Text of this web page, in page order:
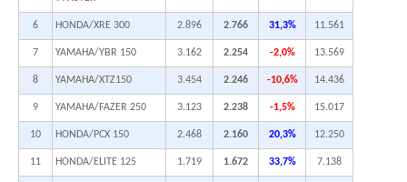
6 HONDA/XRE 300 2.896 2.766 31,3% 11.561
7 YAMAHA/YBR 150 3.162 2.254 -2,0% 13.569
8 YAMAHA/XTZ150 3.454 2.246 -10,6% 14.436
9 YAMAHA/FAZER 250 3.123 2.238 -1,5% 15.017
10 HONDA/PCX 150 2.468 2.160 20,3% 12.250
11 HONDA/ELITE 125 1.719 1.672 33,7% 7.138